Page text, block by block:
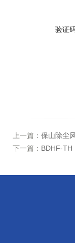
验证
上一篇： 保山除尘
下一篇： BDHF-TH